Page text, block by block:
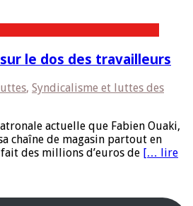
le dos des travailleurs
, Syndicalisme et luttes des
actuelle que Fabien Ouaki,
chaîne de magasin partout en
fait des millions d’euros de [… lire